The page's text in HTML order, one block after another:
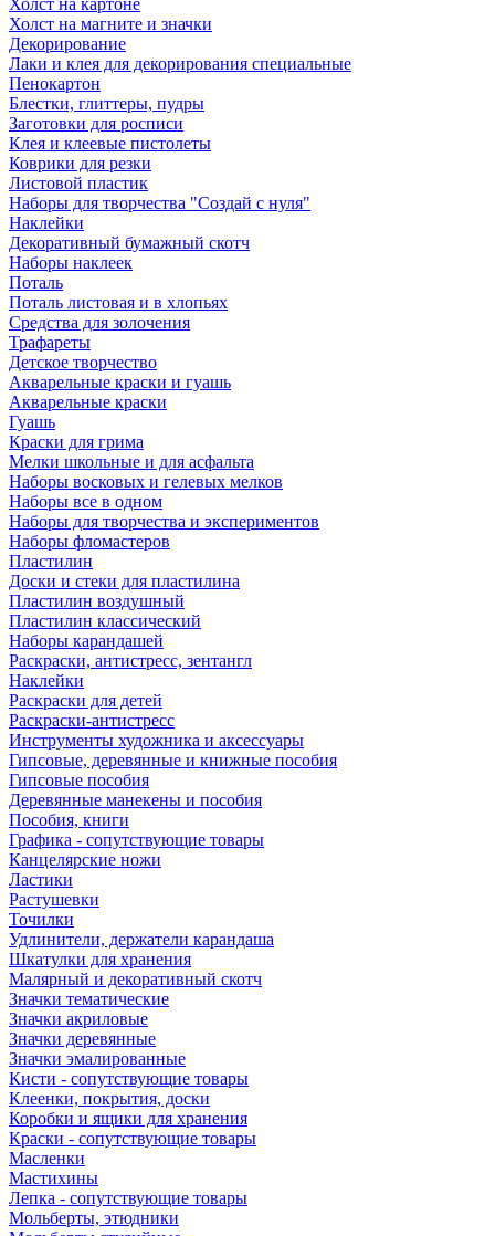
Холст на картоне
Холст на магните и значки
Декорирование
Лаки и клея для декорирования специальные
Пенокартон
Блестки, глиттеры, пудры
Заготовки для росписи
Клея и клеевые пистолеты
Коврики для резки
Листовой пластик
Наборы для творчества "Создай с нуля"
Наклейки
Декоративный бумажный скотч
Наборы наклеек
Поталь
Поталь листовая и в хлопьях
Средства для золочения
Трафареты
Детское творчество
Акварельные краски и гуашь
Акварельные краски
Гуашь
Краски для грима
Мелки школьные и для асфальта
Наборы восковых и гелевых мелков
Наборы все в одном
Наборы для творчества и экспериментов
Наборы фломастеров
Пластилин
Доски и стеки для пластилина
Пластилин воздушный
Пластилин классический
Наборы карандашей
Раскраски, антистресс, зентангл
Наклейки
Раскраски для детей
Раскраски-антистресс
Инструменты художника и аксессуары
Гипсовые, деревянные и книжные пособия
Гипсовые пособия
Деревянные манекены и пособия
Пособия, книги
Графика - сопутствующие товары
Канцелярские ножи
Ластики
Растушевки
Точилки
Удлинители, держатели карандаша
Шкатулки для хранения
Малярный и декоративный скотч
Значки тематические
Значки акриловые
Значки деревянные
Значки эмалированные
Кисти - сопутствующие товары
Клеенки, покрытия, доски
Коробки и ящики для хранения
Краски - сопутствующие товары
Масленки
Мастихины
Лепка - сопутствующие товары
Мольберты, этюдники